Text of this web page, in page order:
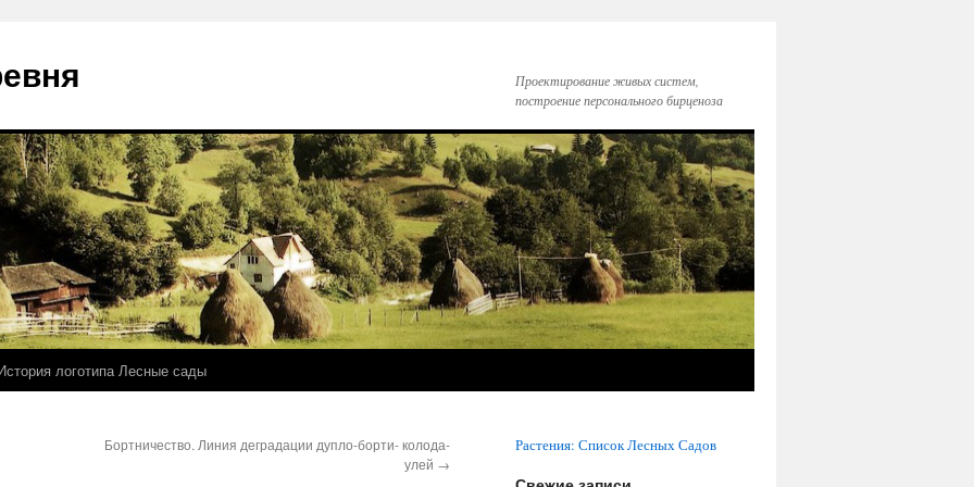
Проектирование живых систем,
построение персонального бирценоза
логотипа Лесные сады
Бортничество. Линия деградации дупло-борти- колода-
улей →
Растения: Список Лесных Садов